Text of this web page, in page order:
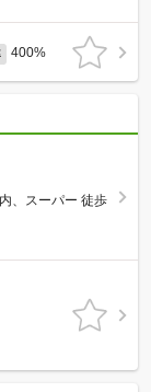
400%
、スーパー 徒歩